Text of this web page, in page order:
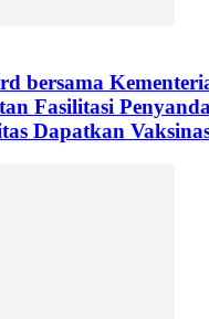
bersama
Fasilitasi
Dapatkan